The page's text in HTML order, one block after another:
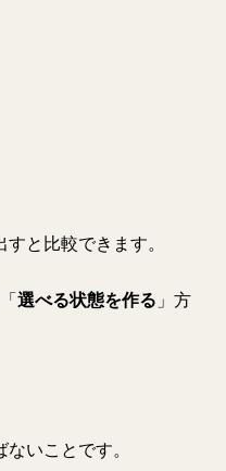
と比較できます。
選べる状態を作る 」方
いことです。